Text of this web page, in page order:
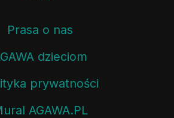
Prasa o nas
dzieciom
prywatności
AGAWA.PL